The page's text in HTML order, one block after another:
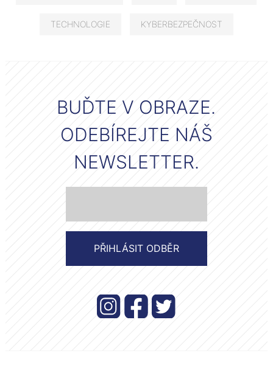
TECHNOLOGIE KYBERBEZPEČNOST
BUĎTE V OBRAZE.
ODEBÍREJTE NÁŠ
NEWSLETTER.